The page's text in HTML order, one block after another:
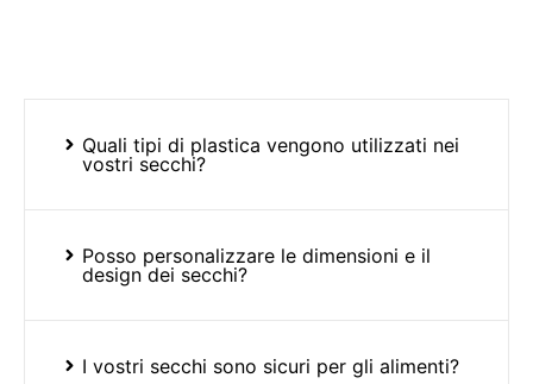
Quali tipi di plastica vengono utilizzati nei
vostri secchi?
Posso personalizzare le dimensioni e il
design dei secchi?
I vostri secchi sono sicuri per gli alimenti?